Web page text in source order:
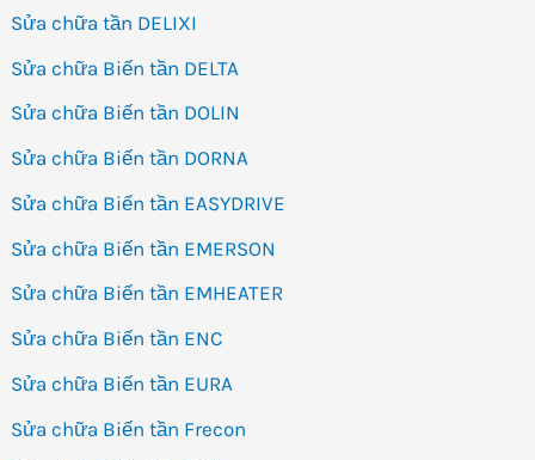
Sửa chữa tần DELIXI
Sửa chữa Biến tần DELTA
Sửa chữa Biến tần DOLIN
Sửa chữa Biến tần DORNA
Sửa chữa Biến tần EASYDRIVE
Sửa chữa Biến tần EMERSON
Sửa chữa Biến tần EMHEATER
Sửa chữa Biến tần ENC
Sửa chữa Biến tần EURA
Sửa chữa Biến tần Frecon